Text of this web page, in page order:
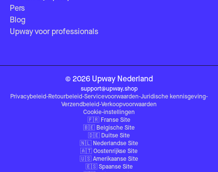
Pers
Blog
Upway voor professionals
© 2026 Upway Nederland
support@upway.shop
Privacybeleid-Retourbeleid-Servicevoorwaarden-Juridische kennisgeving-
Verzendbeleid-Verkoopvoorwaarden
Cookie-instellingen
🇫🇷 Franse Site
🇧🇪 Belgische Site
🇩🇪 Duitse Site
🇳🇱 Nederlandse Site
🇦🇹 Oostenrijkse Site
🇺🇸 Amerikaanse Site
🇪🇸 Spaanse Site